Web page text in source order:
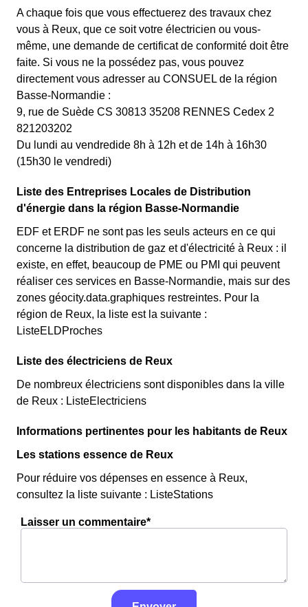
A chaque fois que vous effectuerez des travaux chez
vous à Reux, que ce soit votre électricien ou vous-
même, une demande de certificat de conformité doit être
faite. Si vous ne la possédez pas, vous pouvez
directement vous adresser au CONSUEL de la région
Basse-Normandie :
9, rue de Suède CS 30813 35208 RENNES Cedex 2
821203202
Du lundi au vendredide 8h à 12h et de 14h à 16h30
(15h30 le vendredi)
Liste des Entreprises Locales de Distribution
d'énergie dans la région Basse-Normandie
EDF et ERDF ne sont pas les seuls acteurs en ce qui
concerne la distribution de gaz et d'électricité à Reux : il
existe, en effet, beaucoup de PME ou PMI qui peuvent
réaliser ces services en Basse-Normandie, mais sur des
zones géocity.data.graphiques restreintes. Pour la
région de Reux, la liste est la suivante :
ListeELDProches
Liste des électriciens de Reux
De nombreux électriciens sont disponibles dans la ville
de Reux : ListeElectriciens
Informations pertinentes pour les habitants de Reux
Les stations essence de Reux
Pour réduire vos dépenses en essence à Reux,
consultez la liste suivante : ListeStations
Laisser un commentaire*